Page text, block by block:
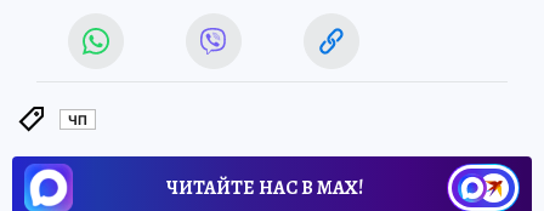
ЧП
ЧИТАЙТЕ НАС В МАХ!